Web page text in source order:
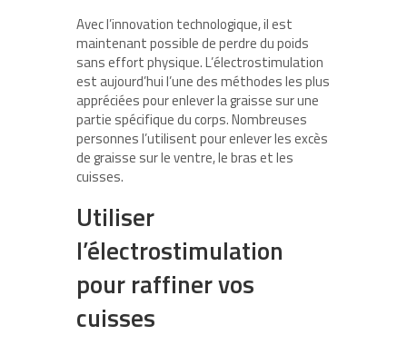
Avec l’innovation technologique, il est
maintenant possible de perdre du poids
sans effort physique. L’électrostimulation
est aujourd’hui l’une des méthodes les plus
appréciées pour enlever la graisse sur une
partie spécifique du corps. Nombreuses
personnes l’utilisent pour enlever les excès
de graisse sur le ventre, le bras et les
cuisses.
Utiliser
l’électrostimulation
pour raffiner vos
cuisses